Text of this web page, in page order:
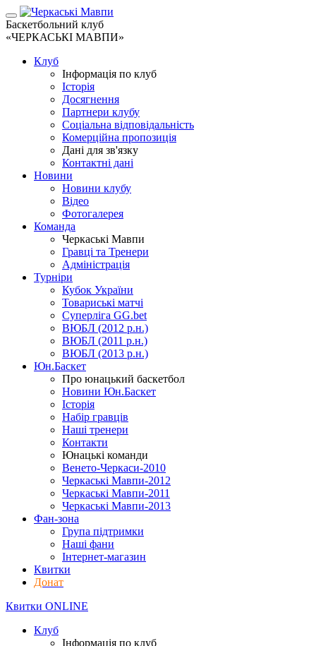
Баскетбольний клуб
«ЧЕРКАСЬКІ МАВПИ»
Клуб
Інформація по клуб
Історія
Досягнення
Партнери клубу
Соціальна відповідальність
Комерційна пропозиція
Дані для зв'язку
Контактні дані
Новини
Новини клубу
Відео
Фотогалерея
Команда
Черкаські Мавпи
Гравці та Тренери
Адміністрація
Турніри
Кубок України
Товариські матчі
Суперліга GG.bet
ВЮБЛ (2012 р.н.)
ВЮБЛ (2011 р.н.)
ВЮБЛ (2013 р.н.)
Юн.Баскет
Про юнацький баскетбол
Новини Юн.Баскет
Історія
Набір гравців
Наші тренери
Контакти
Юнацькі команди
Венето-Черкаси-2010
Черкаські Мавпи-2012
Черкаські Мавпи-2011
Черкаські Мавпи-2013
Фан-зона
Група підтримки
Наші фани
Інтернет-магазин
Квитки
Донат
Квитки ONLINE
Клуб
Інформація по клуб